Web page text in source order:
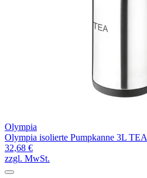
Olympia
Olympia isolierte Pumpkanne 3L TEA
32,68 €
zzgl. MwSt.